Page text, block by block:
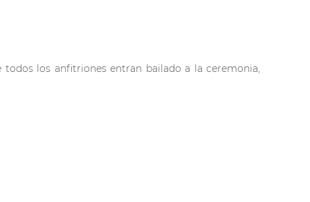
todos los anfitriones entran bailado a la ceremonia,